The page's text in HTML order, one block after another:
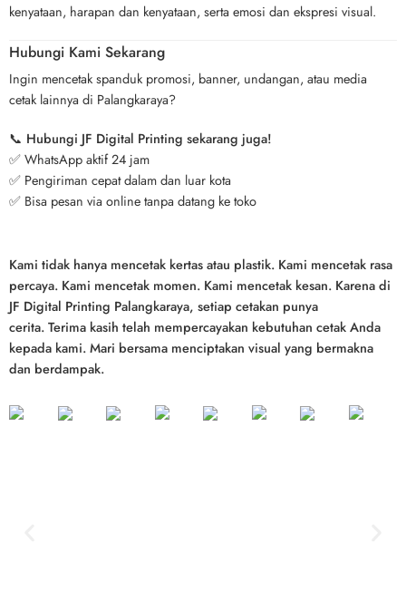
kenyataan, harapan dan kenyataan, serta emosi dan ekspresi visual.
Hubungi Kami Sekarang
Ingin mencetak spanduk promosi, banner, undangan, atau media
cetak lainnya di Palangkaraya?
📞 Hubungi JF Digital Printing sekarang juga!
✅ WhatsApp aktif 24 jam
✅ Pengiriman cepat dalam dan luar kota
✅ Bisa pesan via online tanpa datang ke toko
Kami tidak hanya mencetak kertas atau plastik. Kami mencetak rasa
percaya. Kami mencetak momen. Kami mencetak kesan. Karena di
JF Digital Printing Palangkaraya, setiap cetakan punya
cerita.Terima kasih telah mempercayakan kebutuhan cetak Anda
kepada kami. Mari bersama menciptakan visual yang bermakna
dan berdampak.